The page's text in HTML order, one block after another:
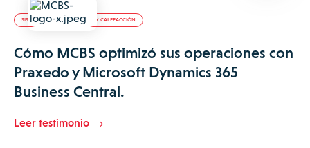
SISTEMAS DE CLIMATIZACIÓN Y CALEFACCIÓN
Cómo MCBS optimizó sus operaciones con
Praxedo y Microsoft Dynamics 365
Business Central.
Leer testimonio